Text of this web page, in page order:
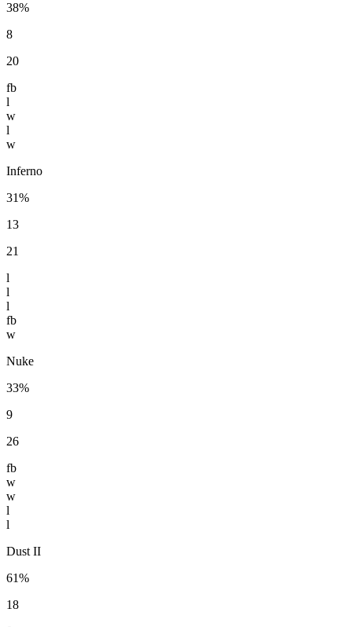
38%
8
20
fb
l
w
l
w
Inferno
31%
13
21
l
l
l
fb
w
Nuke
33%
9
26
fb
w
w
l
l
Dust II
61%
18